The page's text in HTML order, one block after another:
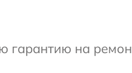
гарантию на